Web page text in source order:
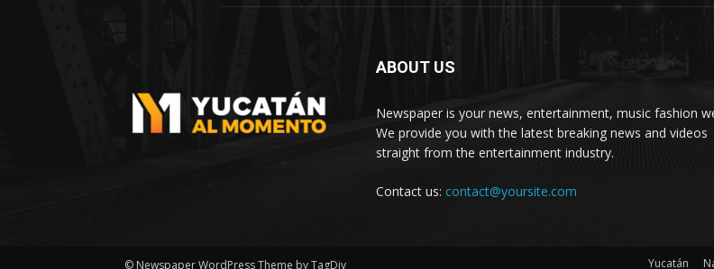
ABOUT US
Newspaper is your news, entertainment, music fashion
We provide you with the latest breaking news and videos
straight from the entertainment industry.
Contact us: contact@yoursite.com
© Newspaper WordPress Theme by TagDiv Yucatán